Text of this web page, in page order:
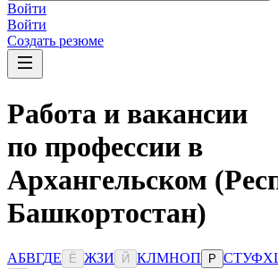
Войти
Войти
Создать резюме
Работа и вакансии
по профессии в
Архангельском
Башкортостан)
АБВГДЕ Ё ЖЗИ Й КЛМНОП Р СТУФХ